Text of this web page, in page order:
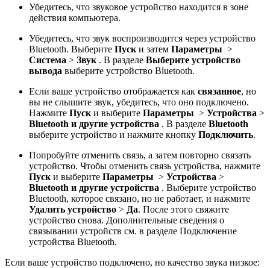
Убедитесь, что звуковое устройство находится в зоне
действия компьютера.
Убедитесь, что звук воспроизводится через устройство
Bluetooth. Выберите Пуск и затем Параметры >
Система > Звук . В разделе Выберите устройство
вывода выберите устройство Bluetooth.
Если ваше устройство отображается как связанное, но
вы не слышите звук, убедитесь, что оно подключено.
Нажмите Пуск и выберите Параметры > Устройства >
Bluetooth и другие устройства . В разделе Bluetooth
выберите устройство и нажмите кнопку Подключить.
Попробуйте отменить связь, а затем повторно связать
устройство. Чтобы отменить связь устройства, нажмите
Пуск и выберите Параметры > Устройства >
Bluetooth и другие устройства . Выберите устройство
Bluetooth, которое связано, но не работает, и нажмите
Удалить устройство > Да. После этого свяжите
устройство снова. Дополнительные сведения о
связывании устройств см. в разделе Подключение
устройства Bluetooth.
Если ваше устройство подключено, но качество звука низкое: